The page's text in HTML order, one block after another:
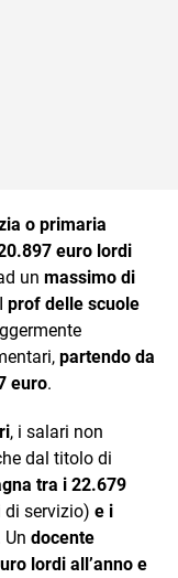
o primaria
euro lordi
un massimo di
prof delle scuole
partendo da
euro.
, i salari non
dal titolo di
tra i 22.679
di servizio) e i
docente
lordi all’anno e